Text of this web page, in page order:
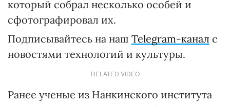
который собрал несколько особей и
сфотографировал их.
Подписывайтесь на наш Telegram-канал с
новостями технологий и культуры.
RELATED VIDEO
Ранее ученые из Нанкинского института